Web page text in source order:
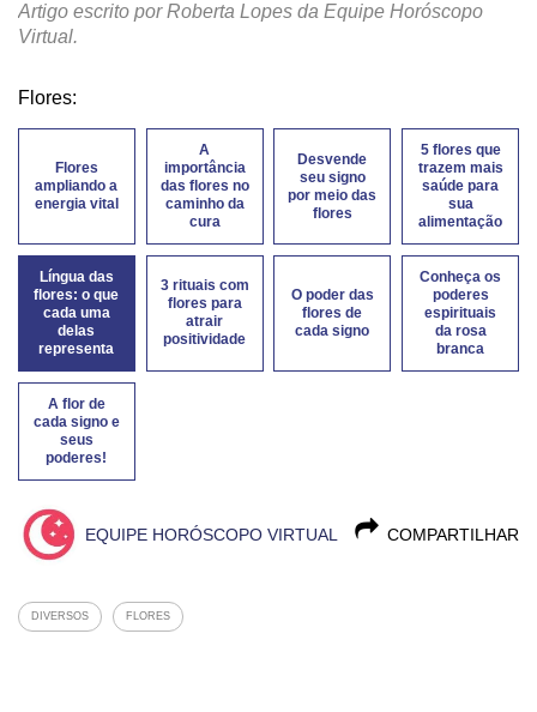
Artigo escrito por Roberta Lopes da Equipe Horóscopo
Virtual.
Flores:
Flores
ampliando a
energia vital
A
importância
das flores no
caminho da
cura
Desvende
seu signo
por meio das
flores
5 flores que
trazem mais
saúde para
sua
alimentação
Língua das
flores: o que
cada uma
delas
representa
3 rituais com
flores para
atrair
positividade
O poder das
flores de
cada signo
Conheça os
poderes
espirituais
da rosa
branca
A flor de
cada signo e
seus
poderes!
COMPARTILHAR
EQUIPE HORÓSCOPO VIRTUAL
DIVERSOS FLORES